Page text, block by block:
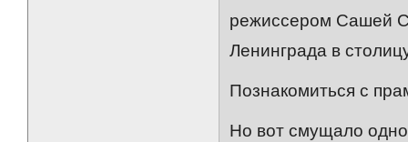
режиссером Сашей
Ленинграда в
Познакомиться с
Но вот смущало